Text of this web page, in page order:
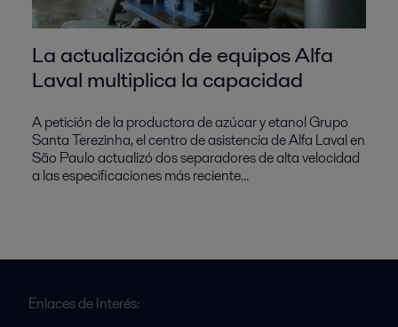
La actualización de equipos Alfa
Laval multiplica la capacidad
A petición de la productora de azúcar y etanol Grupo
Santa Terezinha, el centro de asistencia de Alfa Laval en
São Paulo actualizó dos separadores de alta velocidad
a las especificaciones más reciente...
Enlaces de Interés: